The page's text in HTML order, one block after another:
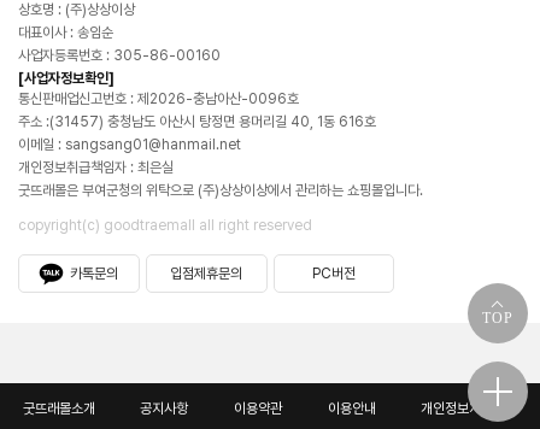
상호명 : (주)상상이상
대표이사 : 송임순
사업자등록번호 : 305-86-00160
[사업자정보확인]
통신판매업신고번호 : 제2026-충남아산-0096호
주소 :(31457) 충청남도 아산시 탕정면 용머리길 40, 1동 616호
이메일 : sangsang01@hanmail.net
개인정보취급책임자 : 최은실
굿뜨래몰은 부여군청의 위탁으로 (주)상상이상에서 관리하는 쇼핑몰입니다.
copyright(c) goodtraemall all right reserved
카톡문의 입점제휴문의 PC버전
굿뜨래몰소개 공지사항 이용약관 이용안내 개인정보처리방침
TOP